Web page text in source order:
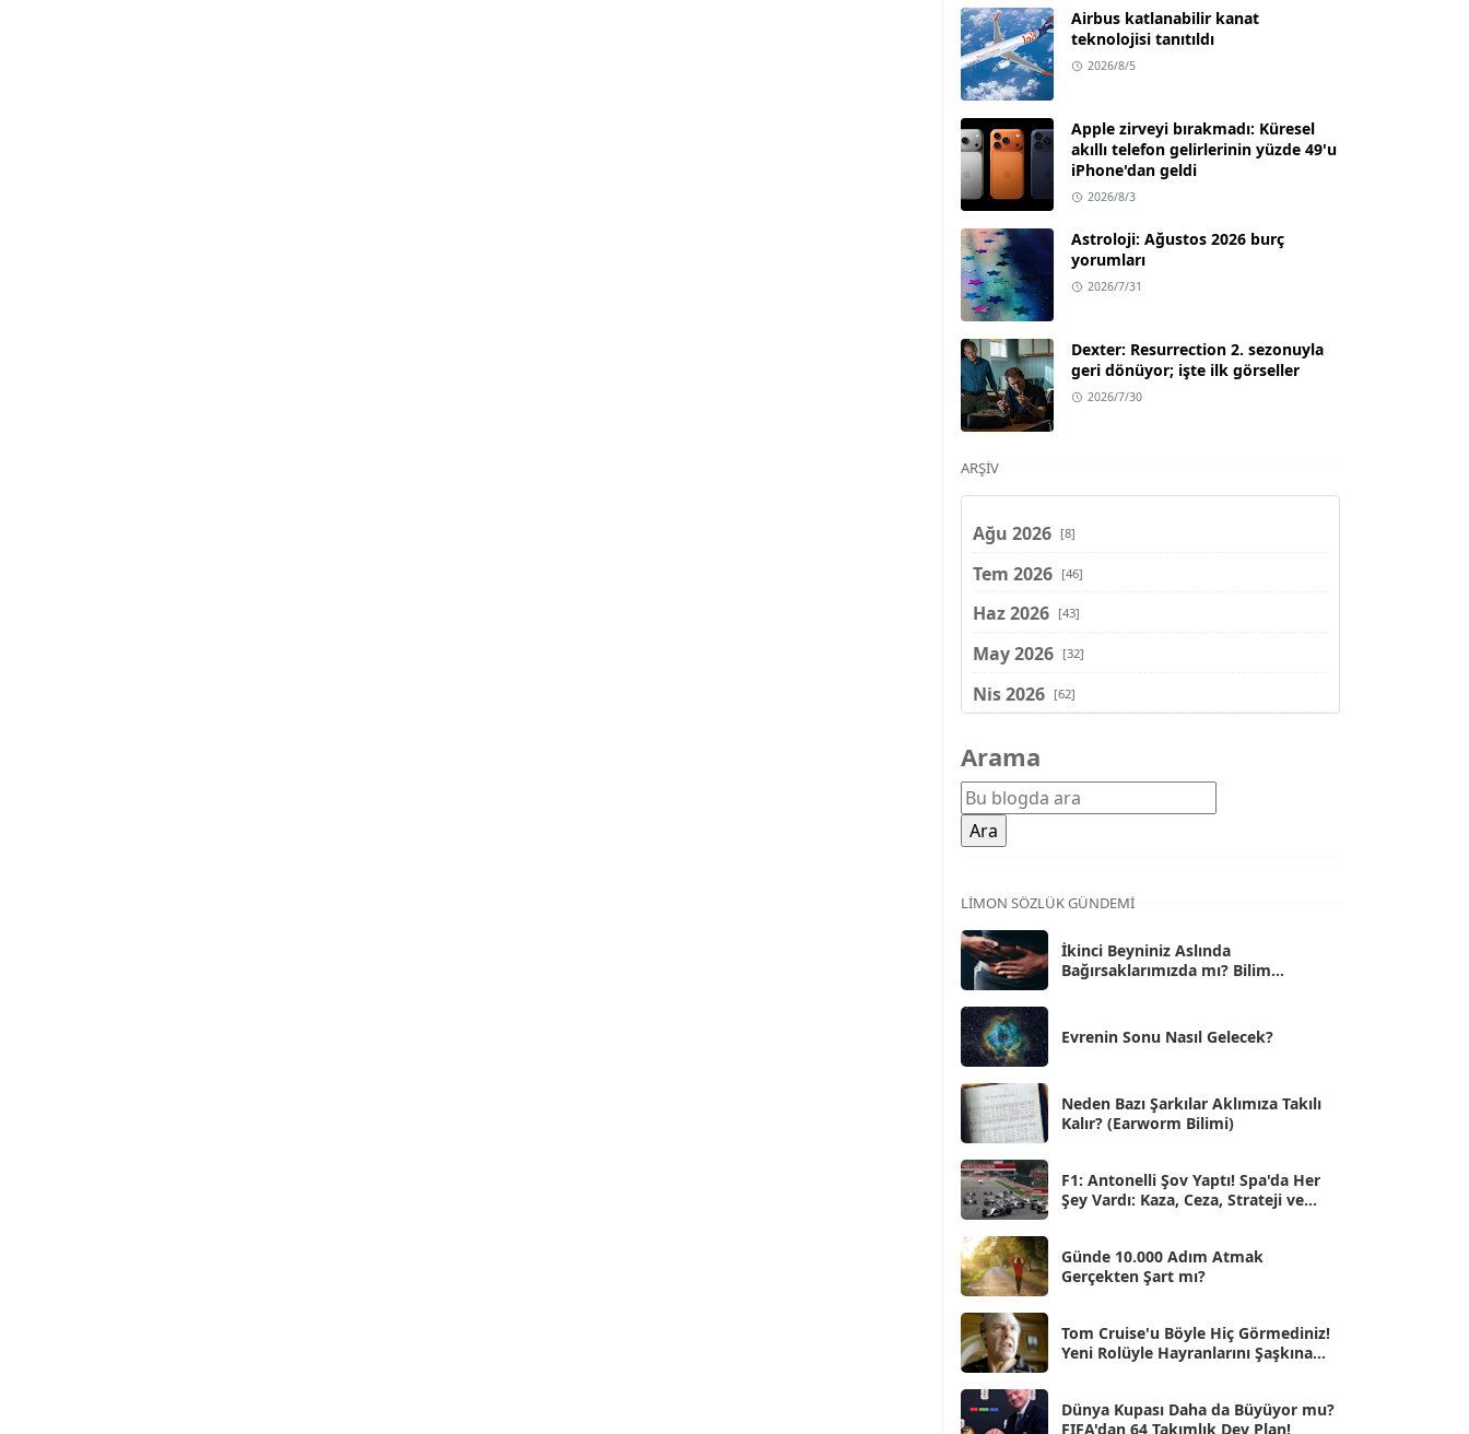
Airbus katlanabilir kanat
teknolojisi tanıtıldı
2026/8/5
Apple zirveyi bırakmadı: Küresel
akıllı telefon gelirlerinin yüzde 49'u
iPhone'dan geldi
2026/8/3
Astroloji: Ağustos 2026 burç
yorumları
2026/7/31
Dexter: Resurrection 2. sezonuyla
geri dönüyor; işte ilk görseller
2026/7/30
ARŞIV
Ağu 2026 [8]
Tem 2026 [46]
Haz 2026 [43]
May 2026 [32]
Nis 2026 [62]
Şub 2026
Oca 2026 [72]
Ara 2025
Kas 2025
Eki 2025
Eyl 2025 [56]
Ağu 2025
Tem 2025
Haz 2025
May 2025 [54]
Nis 2025 [56]
Mar 2025 [50]
Şub 2025 [57]
Oca 2025
Ara 2024 [25]
Kas 2024
Eki 2024 [46]
Arama
LIMON SÖZLÜK GÜNDEMI
İkinci Beyniniz Aslında
Bağırsaklarımızda mı? Bilim
Evrenin Sonu Nasıl Gelecek?
Neden Bazı Şarkılar Aklımıza Takılı
Kalır? (Earworm Bilimi)
F1: Antonelli Şov Yaptı! Spa'da Her
Şey Vardı: Kaza, Ceza, Strateji ve
Günde 10.000 Adım Atmak
Gerçekten Şart mı?
Tom Cruise'u Böyle Hiç Görmediniz!
Yeni Rolüyle Hayranlarını Şaşkına
Dünya Kupası Daha da Büyüyor mu?
FIFA'dan 64 Takımlık Dev Plan!